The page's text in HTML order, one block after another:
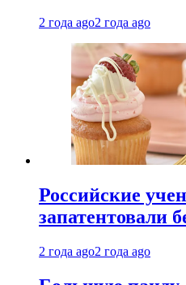
2 года ago2 года ago
Российские
запатентовали
2 года ago2 года ago